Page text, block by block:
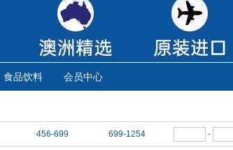
食品饮料 会员中心
456-699 699-1254 -